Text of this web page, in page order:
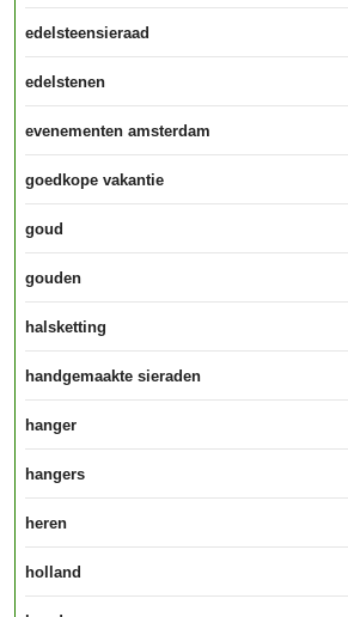
edelsteensieraad
edelstenen
evenementen amsterdam
goedkope vakantie
goud
gouden
halsketting
handgemaakte sieraden
hanger
hangers
heren
holland